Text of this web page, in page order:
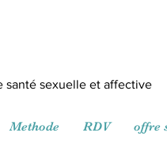
santé sexuelle et affective
Methode RDV offre